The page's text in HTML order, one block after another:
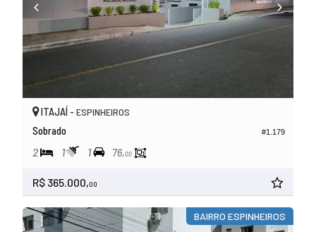
#1.179
ITAJAÍ - ESPINHEIROS
Sobrado
2 1 1 76,00
R$ 365.000,00
BAIRRO ESPINHEIROS